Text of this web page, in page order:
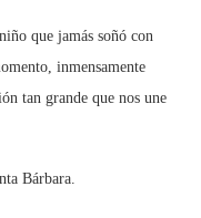
que jamás soñó con
inmensamente
tan grande que nos une
Bárbara.